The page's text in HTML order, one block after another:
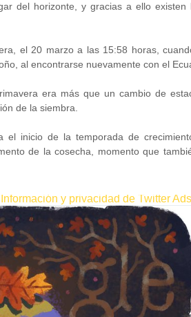
del horizonte, y gracias a ello existen
el 20 marzo a las 15:58 horas,
al encontrarse nuevamente con el
era más que un cambio de
de la siembra.
el inicio de la temporada de
de la cosecha, momento que
Información y privacidad de Twitter Ads